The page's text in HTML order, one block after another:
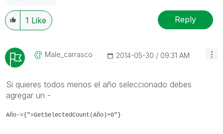
1 Like Reply
Male_carrasco ‎2014-05-30 09:31 AM
Si quieres todos menos el año seleccionado debes
agregar un -
Año-={"=GetSelectedCount(Año)>0"}